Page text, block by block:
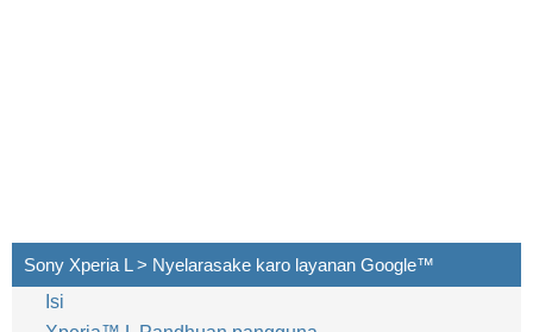
Sony Xperia L > Nyelarasake karo layanan Google™‎
Isi